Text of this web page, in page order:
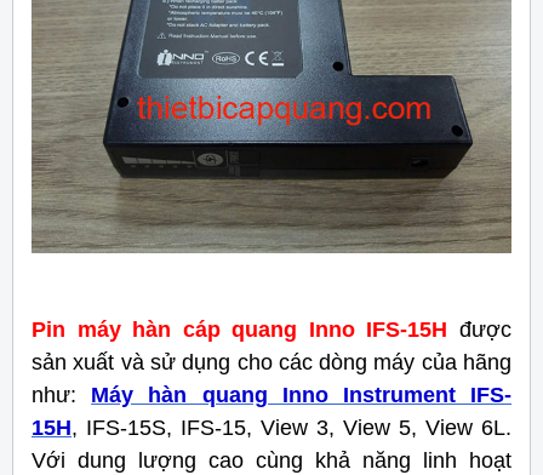
Pin máy hàn cáp quang Inno IFS-15H được
sản xuất và sử dụng cho các dòng máy của hãng
như: Máy hàn quang Inno Instrument IFS-
15H, IFS-15S, IFS-15, View 3, View 5, View 6L.
Với dung lượng cao cùng khả năng linh hoạt